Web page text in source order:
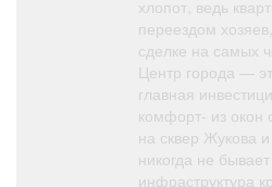
хлопот, ведь
переездом
сделке на самых
Центр города —
главная
комфорт- из окон
на сквер Жукова
никогда не
инфраструктура